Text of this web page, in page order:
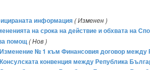
информация( Изменен )
на срока на действие и обхвата на
помощ( Нов )
№ 1 към Финансовия договор между
конвенция между Република